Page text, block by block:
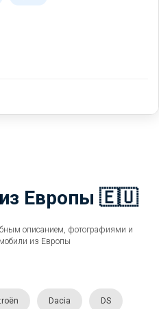
из Европы 🇪🇺
описанием, фотографиями и
из Европы
Dacia DS